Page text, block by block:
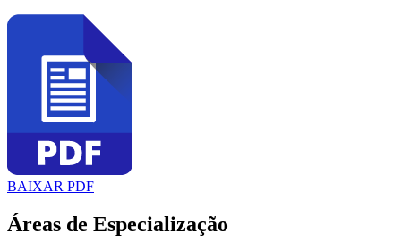
BAIXAR PDF
Áreas de Especialização